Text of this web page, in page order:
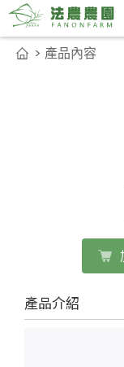
> 產品內容
產品介紹